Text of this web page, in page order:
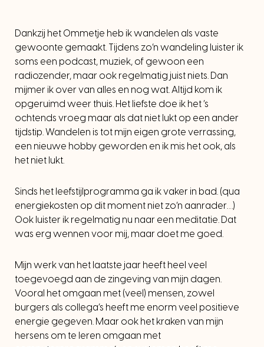
Dankzij het Ommetje heb ik wandelen als vaste
gewoonte gemaakt. Tijdens zo’n wandeling luister ik
soms een podcast, muziek, of gewoon een
radiozender, maar ook regelmatig juist niets. Dan
mijmer ik over van alles en nog wat. Altijd kom ik
opgeruimd weer thuis. Het liefste doe ik het ’s
ochtends vroeg maar als dat niet lukt op een ander
tijdstip. Wandelen is tot mijn eigen grote verrassing,
een nieuwe hobby geworden en ik mis het ook, als
het niet lukt.
Sinds het leefstijlprogramma ga ik vaker in bad. (qua
energiekosten op dit moment niet zo’n aanrader…)
Ook luister ik regelmatig nu naar een meditatie. Dat
was erg wennen voor mij, maar doet me goed.
Mijn werk van het laatste jaar heeft heel veel
toegevoegd aan de zingeving van mijn dagen.
Vooral het omgaan met (veel) mensen, zowel
burgers als collega’s heeft me enorm veel positieve
energie gegeven. Maar ook het kraken van mijn
hersens om te leren omgaan met